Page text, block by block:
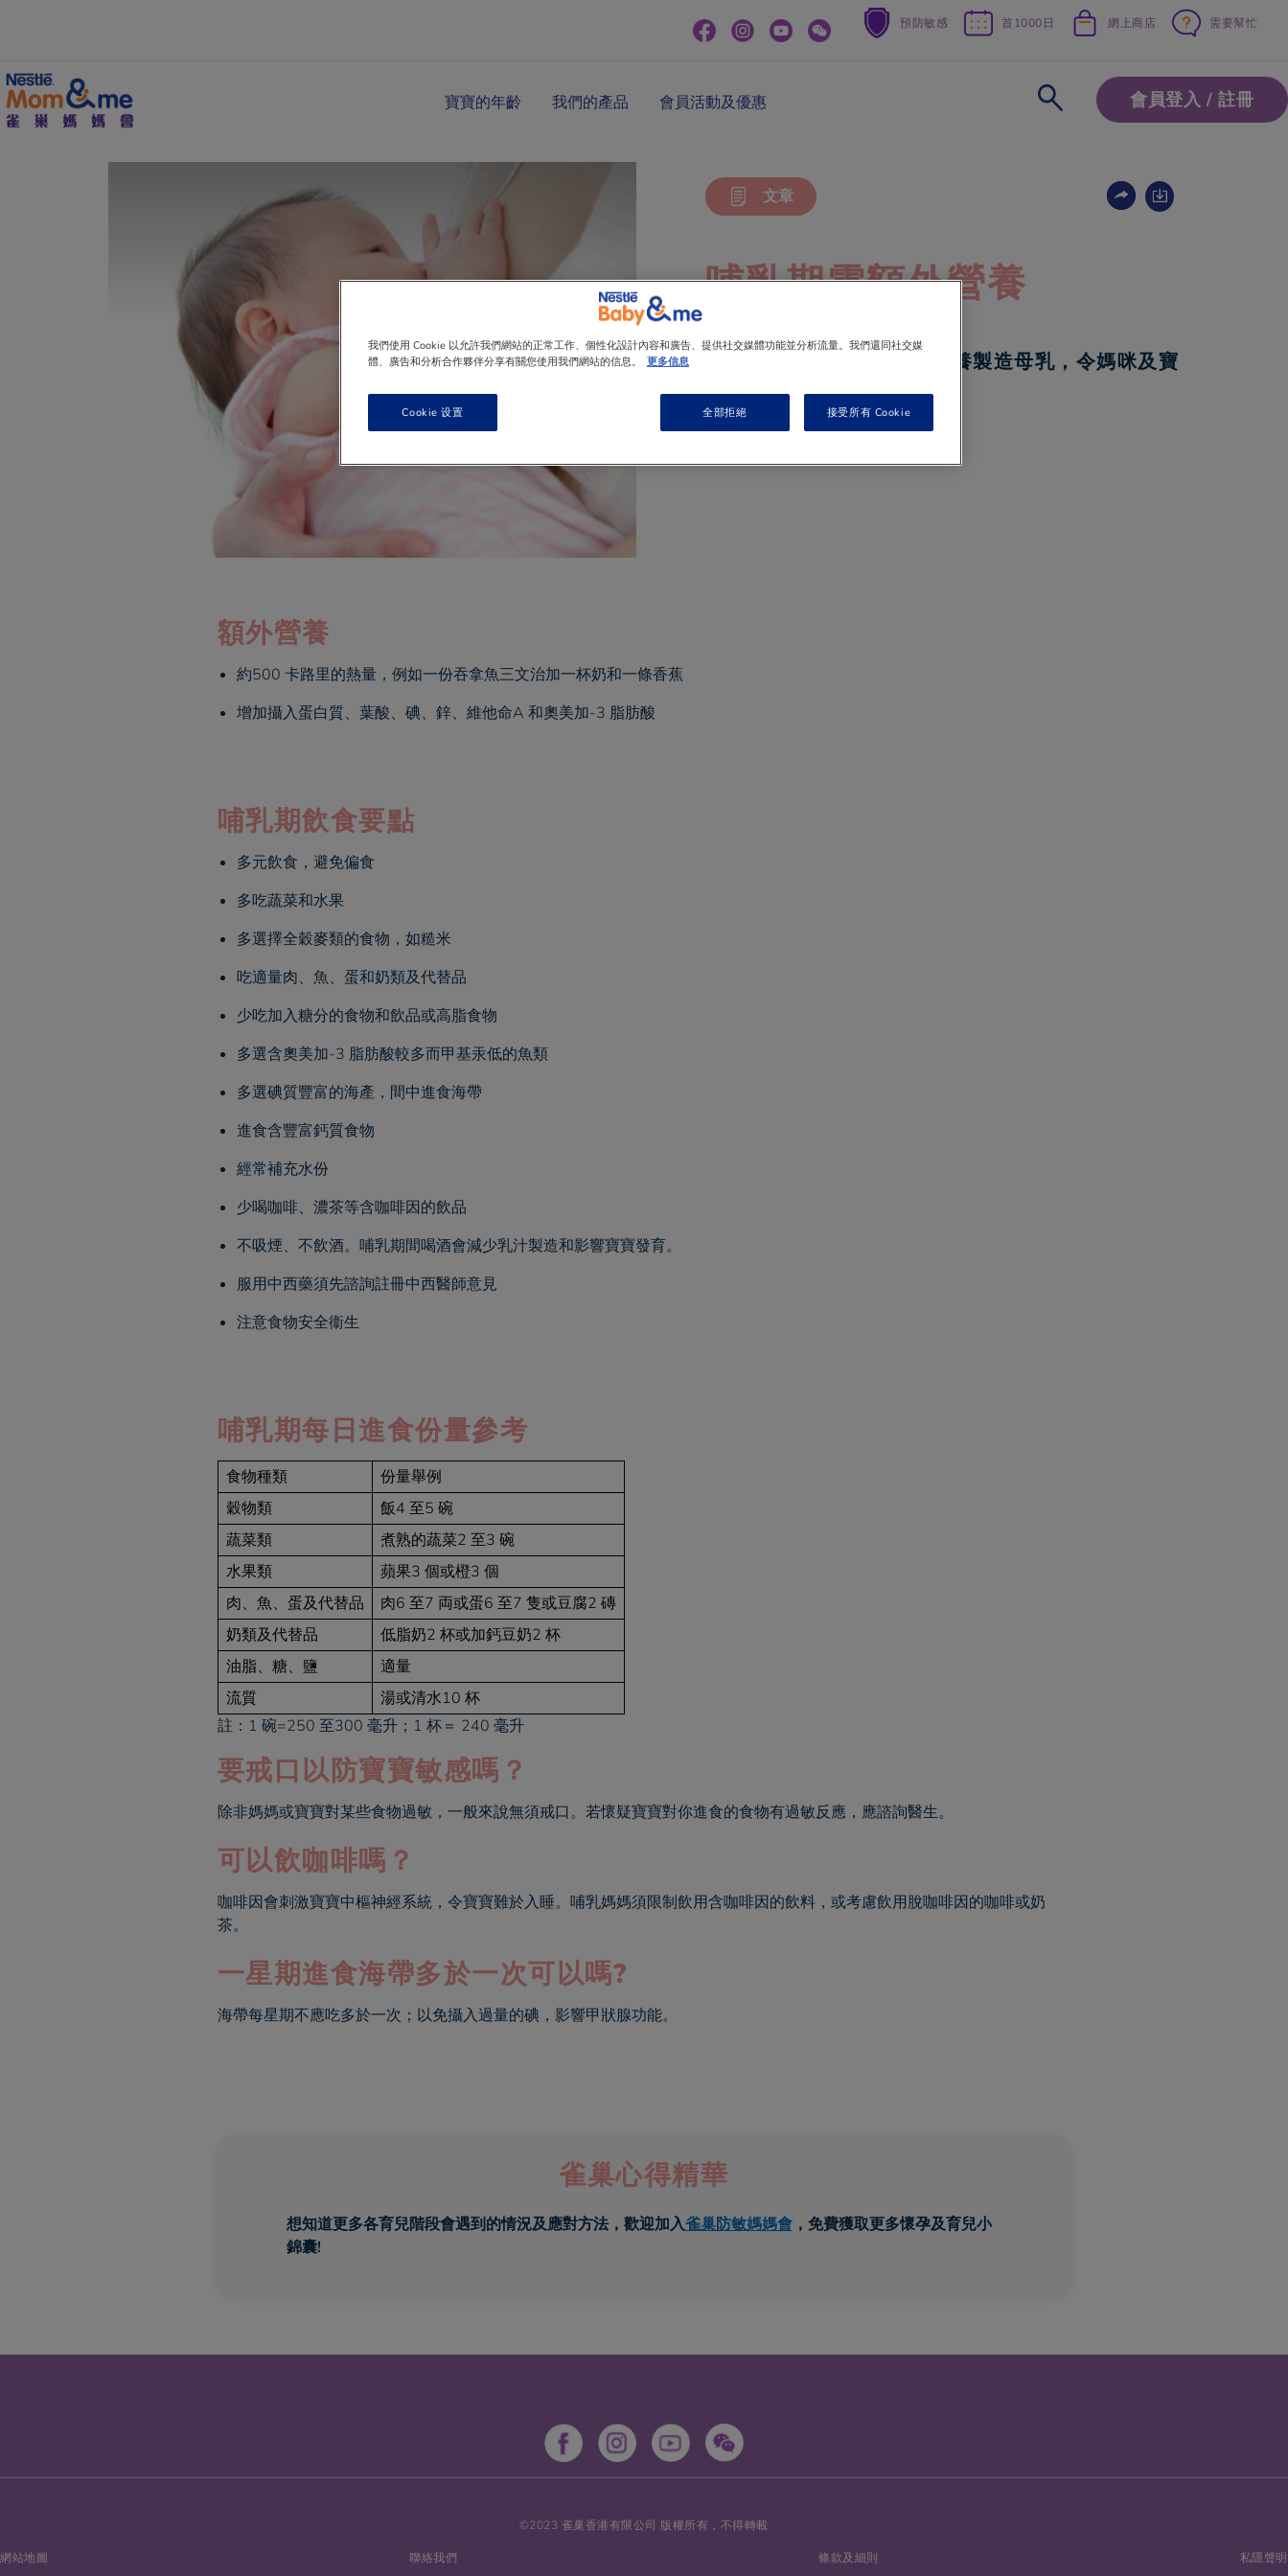
內
容
預防敏感 首1000日 網上商店 需要幫忙
寶寶的年齡 我們的產品
會員活動及優惠
會員登入 / 註冊
文章
哺乳期需額外營養
媽咪在哺乳期需攝取額外營養製造母乳，令媽咪及寶
1 minto read
額外營養
約500 卡路里的熱量，例如一份吞拿魚三文治加一杯奶和一條香蕉
增加攝入蛋白質、葉酸、碘、鋅、維他命A 和奧美加-3 脂肪酸
哺乳期飲食要點
多元飲食，避免偏食
多吃蔬菜和水果
多選擇全穀麥類的食物，如糙米
吃適量肉、魚、蛋和奶類及代替品
少吃加入糖分的食物和飲品或高脂食物
多選含奧美加-3 脂肪酸較多而甲基汞低的魚類
多選碘質豐富的海產，間中進食海帶
進食含豐富鈣質食物
經常補充水份
少喝咖啡、濃茶等含咖啡因的飲品
不吸煙、不飲酒。哺乳期間喝酒會減少乳汁製造和影響寶寶發育。
服用中西藥須先諮詢註冊中西醫師意見
注意食物安全衞生
哺乳期每日進食份量參考
食物種類
份量舉例
穀物類
飯4 至5 碗
蔬菜類
煮熟的蔬菜2 至3 碗
水果類
蘋果3 個或橙3 個
肉、魚、蛋及代替品
肉6 至7 両或蛋6 至7 隻或豆腐2 磚
奶類及代替品
低脂奶2 杯或加鈣豆奶2 杯
油脂、糖、鹽
適量
流質
湯或清水10 杯
註：1 碗=250 至300 毫升；1 杯＝ 240 毫升
要戒口以防寶寶敏感嗎 ？
除非媽媽或寶寶對某些食物過敏，一般來說無須戒口。若懷疑寶寶對你進食的食物有過敏反應，應諮詢醫生。
可以飲咖啡嗎？
咖啡因會刺激寶寶中樞神經系統，令寶寶難於入睡。哺乳媽媽須限制飲用含咖啡因的飲料，或考慮飲用脫咖啡因的咖啡或奶
茶。
一星期進食海帶多於一次可以嗎?
海帶每星期不應吃多於一次；以免攝入過量的碘，影響甲狀腺功能。
雀巢心得精華
想知道更多各育兒階段會遇到的情況及應對方法，歡迎加入雀巢防敏媽媽會，免費獲取更多懷孕及育兒小
錦囊!
©2023 雀巢香港有限公司 版權所有，不得轉載
網站地圖 聯絡我們 條款及細則 私隱聲明
我們使用 Cookie 以允許我們網站的正常工作、個性化設計內容和廣告、提供社交媒體功能並分析流量。我們還同社交媒
體、廣告和分析合作夥伴分享有關您使用我們網站的信息。
更多信息
全部拒絕 接受所有 Cookie
Cookie 设置